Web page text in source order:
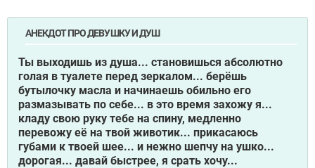
АНЕКДОТ ПРО ДЕВУШКУ И ДУШ
Ты выходишь из душа... становишься абсолютно
голая в туалете перед зеркалом... берёшь
бутылочку масла и начинаешь обильно его
размазывать по себе... в это время захожу я...
кладу свою руку тебе на спину, медленно
перевожу её на твой животик... прикасаюсь
губами к твоей шее... и нежно шепчу на ушко...
дорогая... давай быстрее, я срать хочу...